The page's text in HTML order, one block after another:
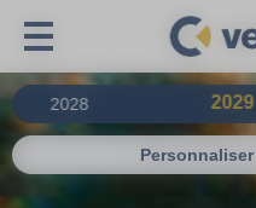
2028 2029